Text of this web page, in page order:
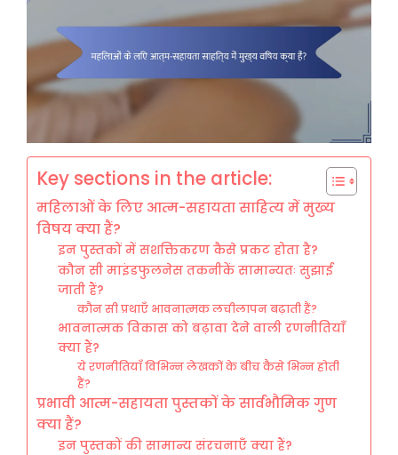
Key sections in the article:
महिलाओं के लिए आत्म-सहायता साहित्य में मुख्य
विषय क्या हैं?
इन पुस्तकों में सशक्तिकरण कैसे प्रकट होता है?
कौन सी माइंडफुलनेस तकनीकें सामान्यतः सुझाई
जाती हैं?
कौन सी प्रथाएँ भावनात्मक लचीलापन बढ़ाती हैं?
भावनात्मक विकास को बढ़ावा देने वाली रणनीतियाँ
क्या हैं?
ये रणनीतियाँ विभिन्न लेखकों के बीच कैसे भिन्न होती
हैं?
प्रभावी आत्म-सहायता पुस्तकों के सार्वभौमिक गुण
क्या हैं?
इन पुस्तकों की सामान्य संरचनाएँ क्या हैं?